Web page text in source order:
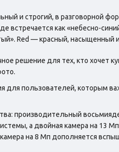
и строгий, в разговорной
встречается как «небесно-
Red — красный,
решение для тех, кто хочет
для пользователей, которым
производительный
а двойная камера на 13
на 8 Мп дополняется